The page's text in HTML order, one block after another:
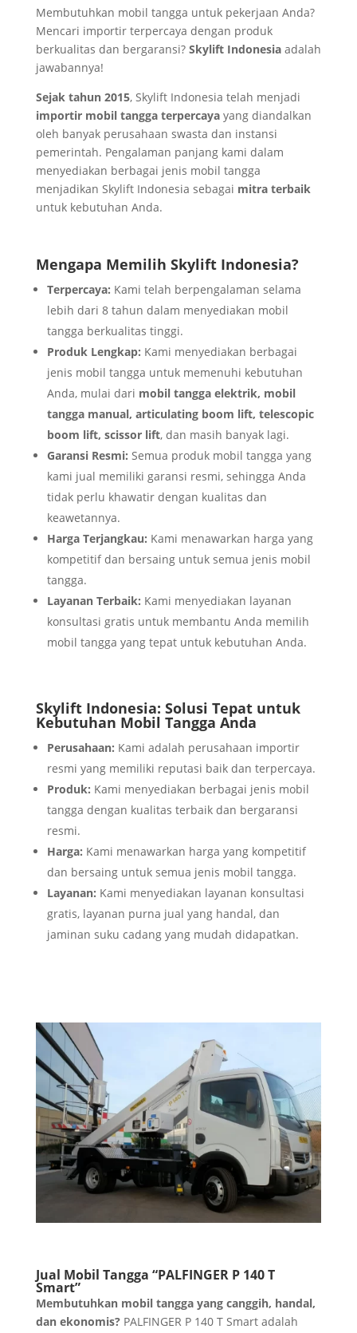
Membutuhkan mobil tangga untuk pekerjaan Anda?
Mencari importir terpercaya dengan produk
berkualitas dan bergaransi? Skylift Indonesiaadalah
jawabannya!
Sejak tahun 2015, Skylift Indonesia telah menjadi
importir mobil tangga terpercayayang diandalkan
oleh banyak perusahaan swasta dan instansi
pemerintah. Pengalaman panjang kami dalam
menyediakan berbagai jenis mobil tangga
menjadikan Skylift Indonesia sebagai mitra terbaik
untuk kebutuhan Anda.
Mengapa Memilih Skylift Indonesia?
Terpercaya: Kami telah berpengalaman selama
lebih dari 8 tahun dalam menyediakan mobil
tangga berkualitas tinggi.
Produk Lengkap: Kami menyediakan berbagai
jenis mobil tangga untuk memenuhi kebutuhan
Anda, mulai dari mobil tangga elektrik, mobil
tangga manual, articulating boom lift, telescopic
boom lift, scissor lift, dan masih banyak lagi.
Garansi Resmi: Semua produk mobil tangga yang
kami jual memiliki garansi resmi, sehingga Anda
tidak perlu khawatir dengan kualitas dan
keawetannya.
Harga Terjangkau: Kami menawarkan harga yang
kompetitif dan bersaing untuk semua jenis mobil
tangga.
Layanan Terbaik: Kami menyediakan layanan
konsultasi gratis untuk membantu Anda memilih
mobil tangga yang tepat untuk kebutuhan Anda.
Skylift Indonesia: Solusi Tepat untuk
Kebutuhan Mobil Tangga Anda
Perusahaan: Kami adalah perusahaan importir
resmi yang memiliki reputasi baik dan terpercaya.
Produk: Kami menyediakan berbagai jenis mobil
tangga dengan kualitas terbaik dan bergaransi
resmi.
Harga: Kami menawarkan harga yang kompetitif
dan bersaing untuk semua jenis mobil tangga.
Layanan: Kami menyediakan layanan konsultasi
gratis, layanan purna jual yang handal, dan
jaminan suku cadang yang mudah didapatkan.
Jual Mobil Tangga “PALFINGER P 140 T
Smart”
Membutuhkan mobil tangga yang canggih, handal,
dan ekonomis?PALFINGER P 140 T Smart adalah